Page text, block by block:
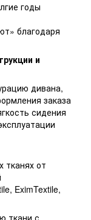
годы
благодаря
и
дивана,
заказа
сидения
тканях от
EximTextile,
ткани с